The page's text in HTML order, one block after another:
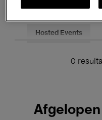
Onderwijs
Hosted Events
0